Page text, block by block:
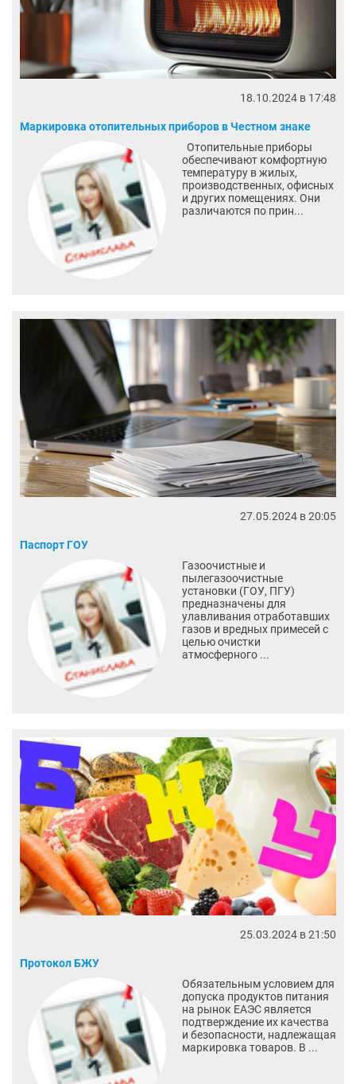
18.10.2024 в 17:48
Маркировка отопительных приборов в Честном знаке
Отопительные приборы
обеспечивают комфортную
температуру в жилых,
производственных, офисных
и других помещениях. Они
различаются по прин...
27.05.2024 в 20:05
Паспорт ГОУ
Газоочистные и
пылегазоочистные
установки (ГОУ, ПГУ)
предназначены для
улавливания отработавших
газов и вредных примесей с
целью очистки
атмосферного ...
25.03.2024 в 21:50
Протокол БЖУ
Обязательным условием для
допуска продуктов питания
на рынок ЕАЭС является
подтверждение их качества
и безопасности, надлежащая
маркировка товаров. В ...